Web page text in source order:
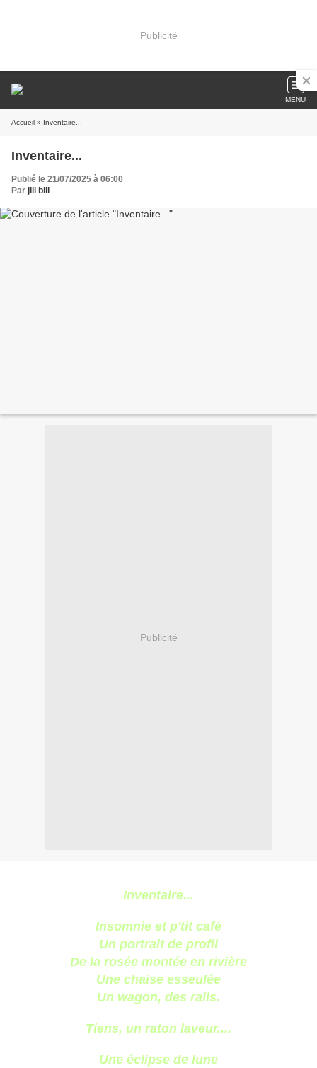
Publicité
MENU
Accueil » Inventaire...
Inventaire...
Publié le 21/07/2025 à 06:00
Par jill bill
Publicité
Inventaire...
Insomnie et p'tit café
Un portrait de profil
De la rosée montée en rivière
Une chaise esseulée
Un wagon, des rails.
Tiens, un raton laveur....
Une éclipse de lune